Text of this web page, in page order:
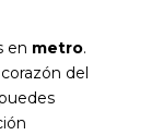
en metro.
del